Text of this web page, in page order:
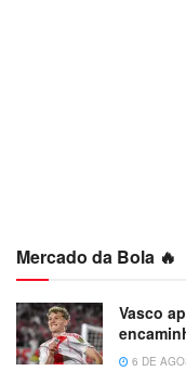
Mercado da Bola 🔥
Vasco
6 DE